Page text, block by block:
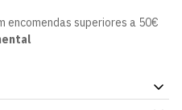
encomendas superiores a 50€